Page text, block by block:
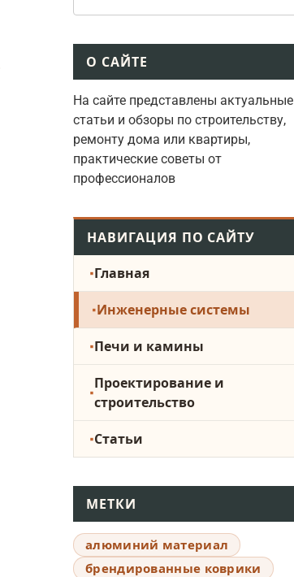
О САЙТЕ
На сайте представлены актуальные
статьи и обзоры по строительству,
ремонту дома или квартиры,
практические советы от
профессионалов
НАВИГАЦИЯ ПО САЙТУ
Главная
Инженерные системы
Печи и камины
Проектирование и
строительство
Статьи
МЕТКИ
алюминий материал
брендированные коврики